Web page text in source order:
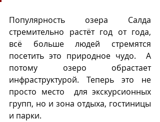
Популярность озера Салда
стремительно растёт год от года,
всё больше людей стремятся
посетить это природное чудо.  А
потому озеро обрастает
инфраструктурой. Теперь это не
просто место  для экскурсионных
групп, но и зона отдыха, гостиницы
и парки.